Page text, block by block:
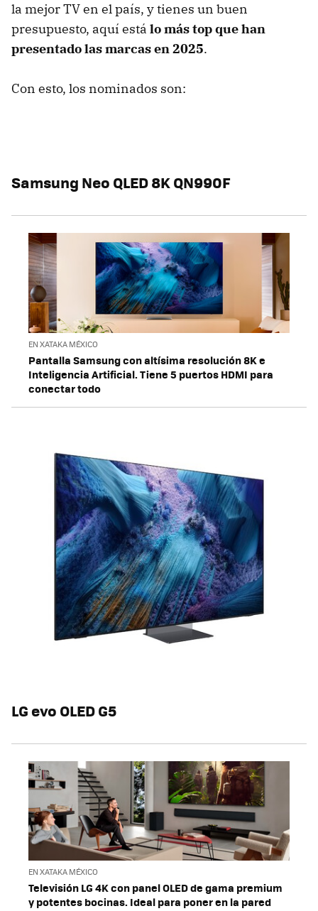
la mejor TV en el país, y tienes un buen
presupuesto, aquí está lo más top que han
presentado las marcas en 2025.
Con esto, los nominados son:
Samsung Neo QLED 8K QN990F
EN XATAKA MÉXICO
Pantalla Samsung con altísima resolución 8K e
Inteligencia Artificial. Tiene 5 puertos HDMI para
conectar todo
LG evo OLED G5
EN XATAKA MÉXICO
Televisión LG 4K con panel OLED de gama premium
y potentes bocinas. Ideal para poner en la pared